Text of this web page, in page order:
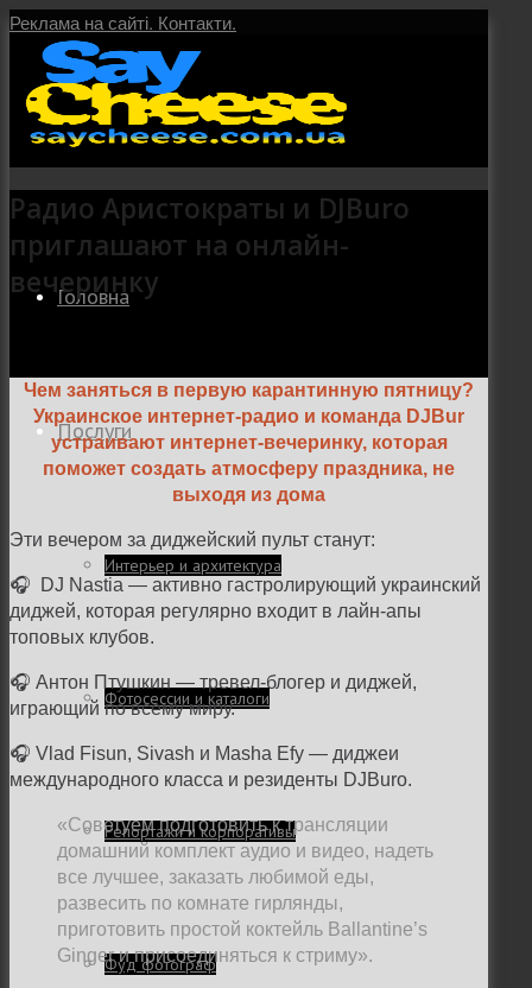
Реклама на сайті. Контакти.
Головна
Послуги
Интерьер и архитектура
Фотосессии и каталоги
Репортажи и корпоративы
Фуд фотограф
Радио Аристократы и DJBuro
приглашают на онлайн-
вечеринку
Чем заняться в первую карантинную пятницу?
Украинское интернет-радио и команда DJBur
устраивают интернет-вечеринку, которая
поможет создать атмосферу праздника, не
выходя из дома
Эти вечером за диджейский пульт станут:
🎧 DJ Nastia — активно гастролирующий украинский
диджей, которая регулярно входит в лайн-апы
топовых клубов.
🎧 Антон Птушкин — тревел-блогер и диджей,
играющий по всему миру.
🎧 Vlad Fisun, Sivash и Masha Efy — диджеи
международного класса и резиденты DJBuro.
«Советуем подготовить к трансляции
домашний комплект аудио и видео, надеть
все лучшее, заказать любимой еды,
развесить по комнате гирлянды,
приготовить простой коктейль Ballantine’s
Ginger и присоединяться к стриму».